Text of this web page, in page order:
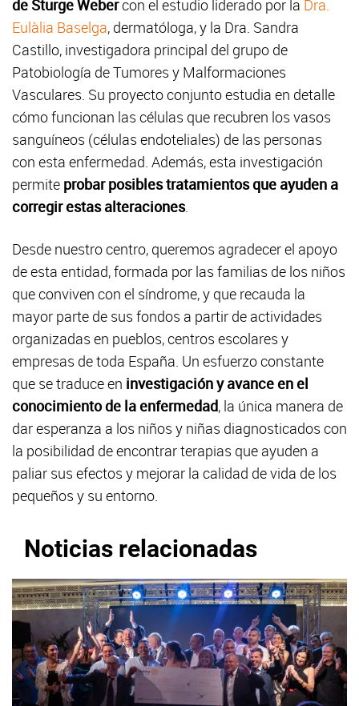
de Sturge Webercon el estudio liderado por la Dra.
Eulàlia Baselga, dermatóloga, y la Dra. Sandra
Castillo, investigadora principal del grupo de
Patobiología de Tumores y Malformaciones
Vasculares. Su proyecto conjunto estudia en detalle
cómo funcionan las células que recubren los vasos
sanguíneos (células endoteliales) de las personas
con esta enfermedad. Además, esta investigación
permite probar posibles tratamientos que ayuden a
corregir estas alteraciones.
Desde nuestro centro, queremos agradecer el apoyo
de esta entidad, formada por las familias de los niños
que conviven con el síndrome, y que recauda la
mayor parte de sus fondos a partir de actividades
organizadas en pueblos, centros escolares y
empresas de toda España. Un esfuerzo constante
que se traduce en investigación y avance en el
conocimiento de la enfermedad, la única manera de
dar esperanza a los niños y niñas diagnosticados con
la posibilidad de encontrar terapias que ayuden a
paliar sus efectos y mejorar la calidad de vida de los
pequeños y su entorno.
Noticias relacionadas